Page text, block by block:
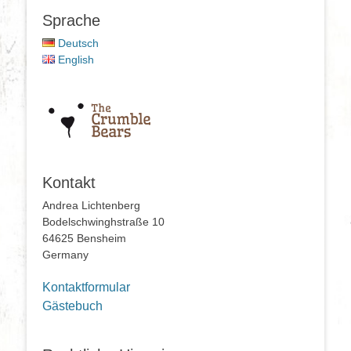
Sprache
Deutsch
English
Kontakt
Andrea Lichtenberg
Bodelschwinghstraße 10
64625 Bensheim
Germany
Kontaktformular
Gästebuch